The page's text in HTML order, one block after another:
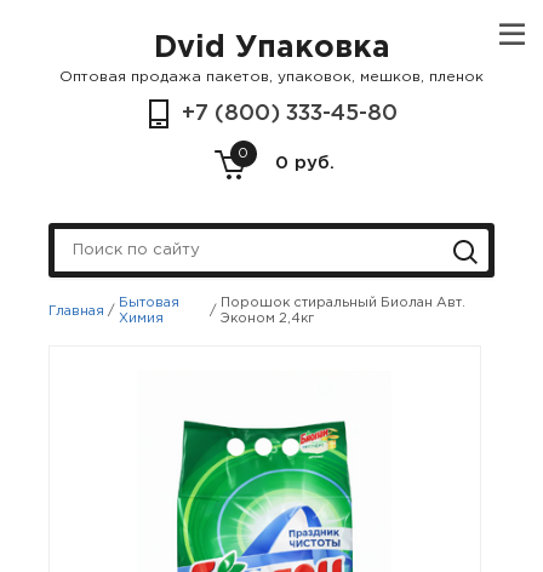
Dvid Упаковка
Оптовая продажа пакетов, упаковок, мешков, пленок
+7 (800) 333-45-80
0
0 руб.
Главная /
Бытовая
Химия
/
Порошок стиральный Биолан Авт.
Эконом 2,4кг